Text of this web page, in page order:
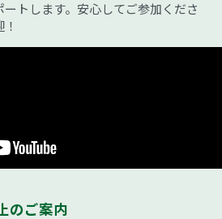
トします。安心してご参加くださ
のご案内